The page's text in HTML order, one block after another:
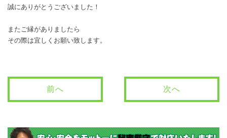
誠にありがとうございました！
またご縁がありましたら
その際は宜しくお願い致します。
前へ 次へ